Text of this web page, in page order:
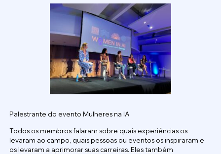
Palestrante do evento Mulheres na IA
Todos os membros falaram sobre quais experiências os
levaram ao campo, quais pessoas ou eventos os inspiraram e
os levaram a aprimorar suas carreiras. Eles também